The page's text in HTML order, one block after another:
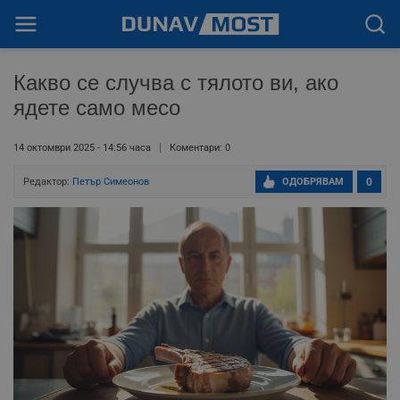
Какво се случва с тялото ви, ако
ядете само месо
14 октомври 2025 - 14:56 часа Коментари: 0
Редактор: Петър Симеонов 0
ОДОБРЯВАМ